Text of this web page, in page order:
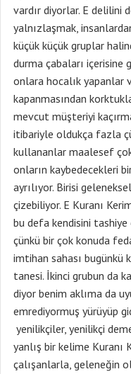
vardır diyorlar. E delilini
yalnızlaşmak,
küçük küçük gruplar
durma çabaları içerisine
onlara hocalık yapanlar
kapanmasından
mevcut müşteriyi
itibariyle oldukça fazla
kullananlar maalesef
onların kaybedecekleri
ayrılıyor. Birisi
çizebiliyor. E Kuranı
bu defa kendisini
çünkü bir çok konuda
imtihan sahası bugünkü
tanesi. İkinci grubun da
diyor benim aklıma da
emrediyormuş yürüyüp
yenilikçiler, yenilikçi
yanlış bir kelime Kuranı
çalışanlarla, geleneğin